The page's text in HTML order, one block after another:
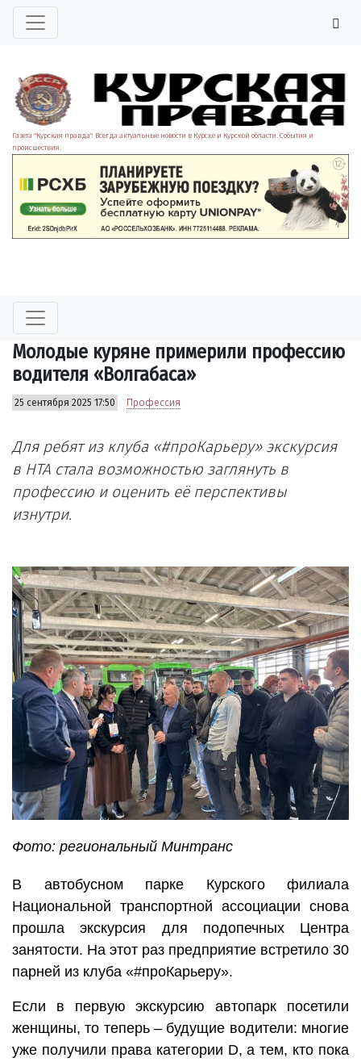
Газета "Курская правда". Всегда актуальные новости в Курске и Курской области. События и
происшествия.
Молодые куряне примерили профессию
водителя «Волгабаса»
25 сентября 2025 17:50 Профессия
Для ребят из клуба «#проКарьеру» экскурсия
в НТА стала возможностью заглянуть в
профессию и оценить её перспективы
изнутри.
Фото: региональный Минтранс
В автобусном парке Курского филиала
Национальной транспортной ассоциации снова
прошла экскурсия для подопечных Центра
занятости. На этот раз предприятие встретило 30
парней из клуба «#проКарьеру».
Если в первую экскурсию автопарк посетили
женщины, то теперь – будущие водители: многие
уже получили права категории D, а тем, кто пока